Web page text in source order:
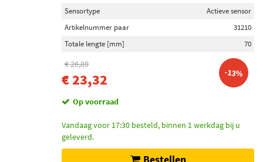
Sensortype
Actieve sensor
Artikelnummer paar
31210
Totale lengte [mm]
70
€ 26,80
€ 23,32 -13%
Op voorraad
Vandaag voor 17:30 besteld, binnen 1 werkdag bij u
geleverd.